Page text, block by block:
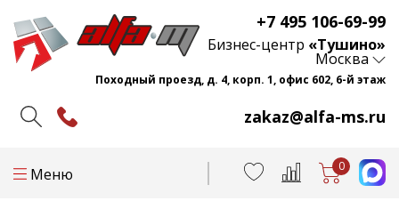
+7 495 106-69-99
zakaz@alfa-ms.ru
Бизнес-центр «Тушино»
Москва
Походный проезд, д. 4, корп. 1, офис 602, 6-й этаж
Меню 0